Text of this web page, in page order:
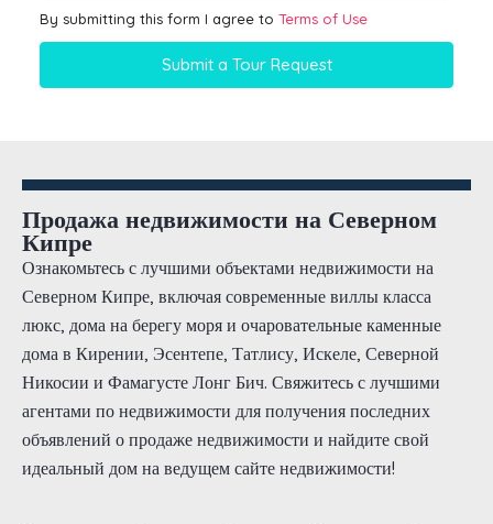
By submitting this form I agree to Terms of Use
Submit a Tour Request
Продажа недвижимости на Северном
Кипре
Ознакомьтесь с лучшими объектами недвижимости на
Северном Кипре, включая современные виллы класса
люкс, дома на берегу моря и очаровательные каменные
дома в Кирении, Эсентепе, Татлису, Искеле, Северной
Никосии и Фамагусте Лонг Бич. Свяжитесь с лучшими
агентами по недвижимости для получения последних
объявлений о продаже недвижимости и найдите свой
идеальный дом на ведущем сайте недвижимости!